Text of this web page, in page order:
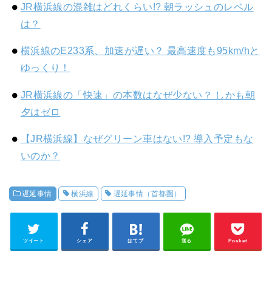
JR横浜線の混雑はどれくらい!? 朝ラッシュのレベル
は？
横浜線のE233系、加速が遅い？ 最高速度も95km/hと
ゆっくり！
JR横浜線の「快速」の本数はなぜ少ない？ しかも朝
夕はゼロ
【JR横浜線】なぜグリーン車はない!? 導入予定もな
いのか？
遅延事情 横浜線 遅延事情（首都圏）
ツイート シェア はてブ 送る Pocket